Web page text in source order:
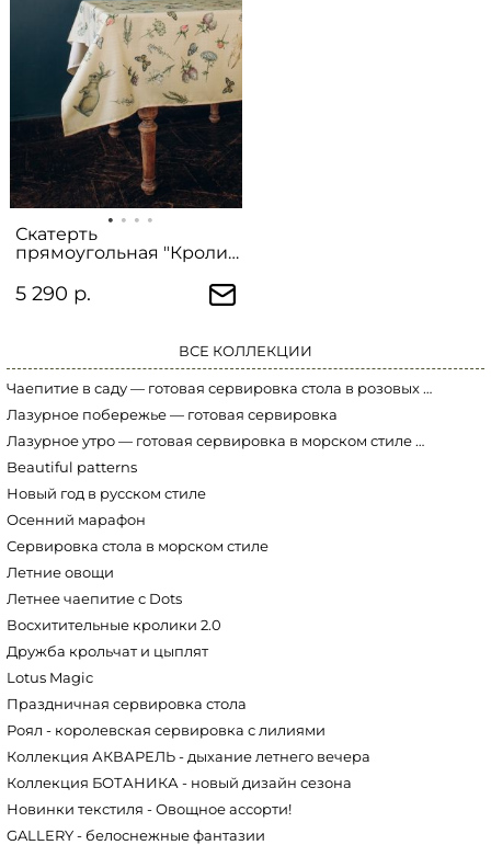
Скатерть
прямоугольная "Кролик
5 290 р.
ВСЕ КОЛЛЕКЦИИ
Чаепитие в саду — готовая сервировка стола в розовых тонах
Лазурное побережье — готовая сервировка
Лазурное утро — готовая сервировка в морском стиле Marine World
Beautiful patterns
Новый год в русском стиле
Осенний марафон
Сервировка стола в морском стиле
Летние овощи
Летнее чаепитие с Dots
Восхитительные кролики 2.0
Дружба крольчат и цыплят
Lotus Magic
Праздничная сервировка стола
Роял - королевская сервировка с лилиями
Коллекция АКВАРЕЛЬ - дыхание летнего вечера
Коллекция БОТАНИКА - новый дизайн сезона
Новинки текстиля - Овощное ассорти!
GALLERY - белоснежные фантазии